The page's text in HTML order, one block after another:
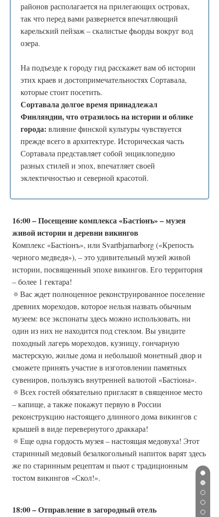
районов располагается на прилегающих островах,
так что перед вами развернется впечатляющий
карельский пейзаж – скалистые фьорды вокруг вод
озера.
На подъезде к городу гид расскажет вам об истории
этих краев и достопримечательностях Сортавала,
которые стоит посетить.
Сортавала долгое время принадлежал
Финляндии, что отразилось на истории и облике
города: влияние финской культуры чувствуется
прежде всего в архитектуре. Историческая часть
Сортавала представляет собой энциклопедию
разных стилей и эпох, впечатляет своей
эклектичностью и северной красотой.
16:00 – Посещение комплекса «Бастiонъ» – музея
живой истории и деревни викингов
Комплекс «Бастiонъ», или Svartbjarnarborg («Крепость
черного медведя»), – это удивительный музей живой
истории, посвященный эпохе викингов. Его территория
– более 1 гектара!
🔅Вас ждет полноценное реконструированное поселение
древних мореходов, которое нельзя назвать обычным
музеем: все экспонаты здесь можно использовать, ни
один из них не находится под стеклом. Вы увидите
походный лагерь мореходов, кузницу, гончарную
мастерскую, жилые дома и небольшой монетный двор и
сможете принять участие в изготовлении памятных
сувениров, пользуясь внутренней валютой «Бастiона».
🔅Всех гостей обязательно пригласят в священное место
– капище, а также покажут первую в России
реконструкцию настоящего длинного дома викингов с
крышей в виде перевернутого драккара!
🔅Еще одна гордость музея – настоящая медовуха! Этот
старинный медовый безалкогольный напиток варят здесь
же по старинным рецептам и пьют с традиционным
тостом викингов «Скол!».
18:00 – Отправление в загородный отель